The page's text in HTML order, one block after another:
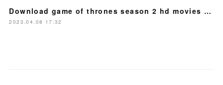
Download game of thrones season 2 hd movies point
2023.04.08 17:32